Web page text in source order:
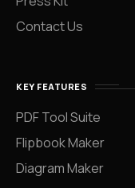
Contact Us
KEY FEATURES
PDF Tool Suite
Flipbook Maker
Diagram Maker